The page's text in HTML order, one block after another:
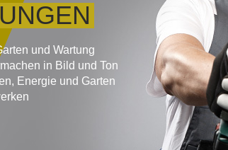
und Wartung
in Bild und Ton
Energie und Garten